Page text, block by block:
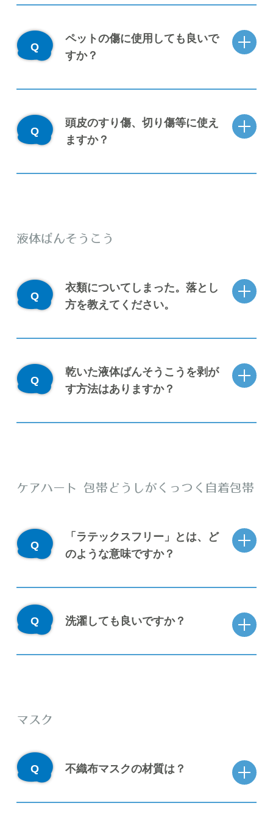
ペットの傷に使用しても良いで
すか？
頭皮のすり傷、切り傷等に使え
ますか？
液体ばんそうこう
衣類についてしまった。落とし
方を教えてください。
乾いた液体ばんそうこうを剥が
す方法はありますか？
ケアハート 包帯どうしがくっつく自着包帯
「ラテックスフリー」とは、ど
のような意味ですか？
洗濯しても良いですか？
マスク
不織布マスクの材質は？